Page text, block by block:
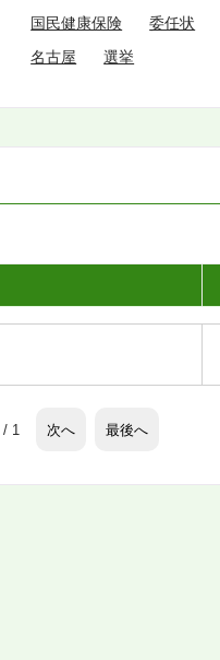
国民健康保険
委任状
名古屋
選挙
/ 1 次へ 最後へ